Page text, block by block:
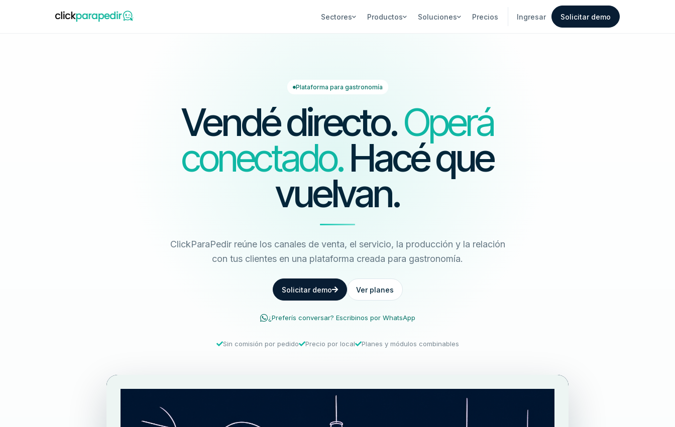
Sectores Productos Soluciones Precios Ingresar Solicitar demo
Plataforma para gastronomía
Vendé directo.Operá
conectado.Hacé que
vuelvan.
ClickParaPedir reúne los canales de venta, el servicio, la producción y la relación
con tus clientes en una plataforma creada para gastronomía.
Solicitar demo Ver planes
¿Preferís conversar? Escribinos por WhatsApp
Sin comisión por pedido Precio por local Planes y módulos combinables